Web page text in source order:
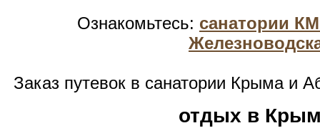
Ознакомьтесь: санатории
Заказ путевок в санатории Крыма и
отдых в